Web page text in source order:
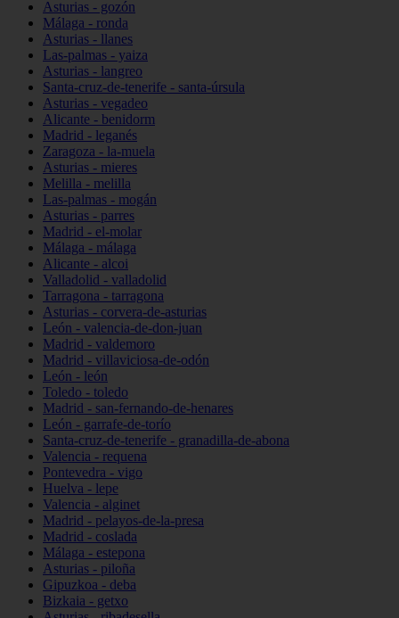
Asturias - gozón
Málaga - ronda
Asturias - llanes
Las-palmas - yaiza
Asturias - langreo
Santa-cruz-de-tenerife - santa-úrsula
Asturias - vegadeo
Alicante - benidorm
Madrid - leganés
Zaragoza - la-muela
Asturias - mieres
Melilla - melilla
Las-palmas - mogán
Asturias - parres
Madrid - el-molar
Málaga - málaga
Alicante - alcoi
Valladolid - valladolid
Tarragona - tarragona
Asturias - corvera-de-asturias
León - valencia-de-don-juan
Madrid - valdemoro
Madrid - villaviciosa-de-odón
León - león
Toledo - toledo
Madrid - san-fernando-de-henares
León - garrafe-de-torío
Santa-cruz-de-tenerife - granadilla-de-abona
Valencia - requena
Pontevedra - vigo
Huelva - lepe
Valencia - alginet
Madrid - pelayos-de-la-presa
Madrid - coslada
Málaga - estepona
Asturias - piloña
Gipuzkoa - deba
Bizkaia - getxo